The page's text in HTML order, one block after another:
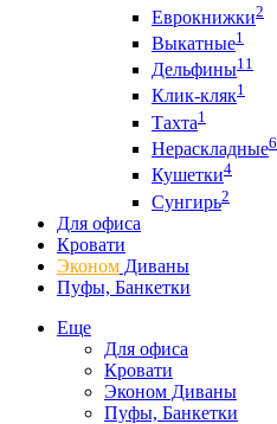
Еврокнижки2
Выкатные1
Дельфины11
Клик-кляк1
Тахта1
Нераскладные6
Кушетки4
Сунгирь2
Для офиса
Кровати
Эконом Диваны
Пуфы, Банкетки
Еще
Для офиса
Кровати
Эконом Диваны
Пуфы, Банкетки